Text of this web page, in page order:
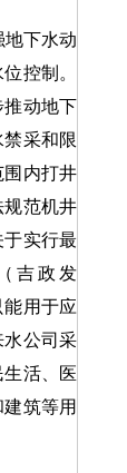
下水动
控制。
动地下
采和限
内打井
范机井
实行最
吉政发
能用于应
水公司采
活、医
筑等用